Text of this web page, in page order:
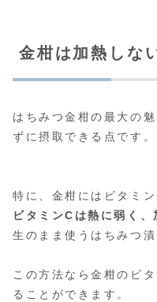
金柑は加熱しな
はちみつ金柑の最大の
ずに摂取できる点です。
特に、金柑にはビタミ
ビタミンCは熱に弱く、
生のまま使うはちみつ漬
この方法なら金柑のビ
ることができます。